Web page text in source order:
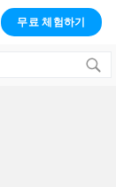
무료 체험하기